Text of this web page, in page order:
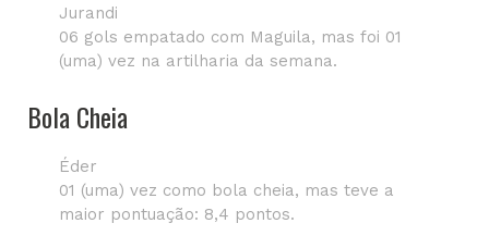
Jurandi
06 gols empatado com Maguila, mas foi 01
(uma) vez na artilharia da semana.
Bola Cheia
Éder
01 (uma) vez como bola cheia, mas teve a
maior pontuação: 8,4 pontos.